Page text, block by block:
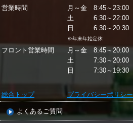
営業時間
月～金 8:45～23:00
土 6:30～22:00
日 6:30～20:30
※年末年始定休
フロント営業時間
月～金 8:45～20:00
土 7:30～20:00
日 7:30～19:30
総合トップ プライバシーポリシー
よくあるご質問